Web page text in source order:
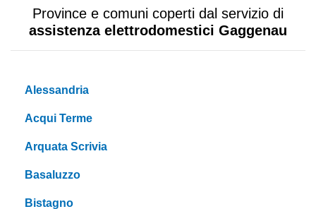
Province e comuni coperti dal servizio di
assistenza elettrodomestici Gaggenau
Alessandria
Acqui Terme
Arquata Scrivia
Basaluzzo
Bistagno